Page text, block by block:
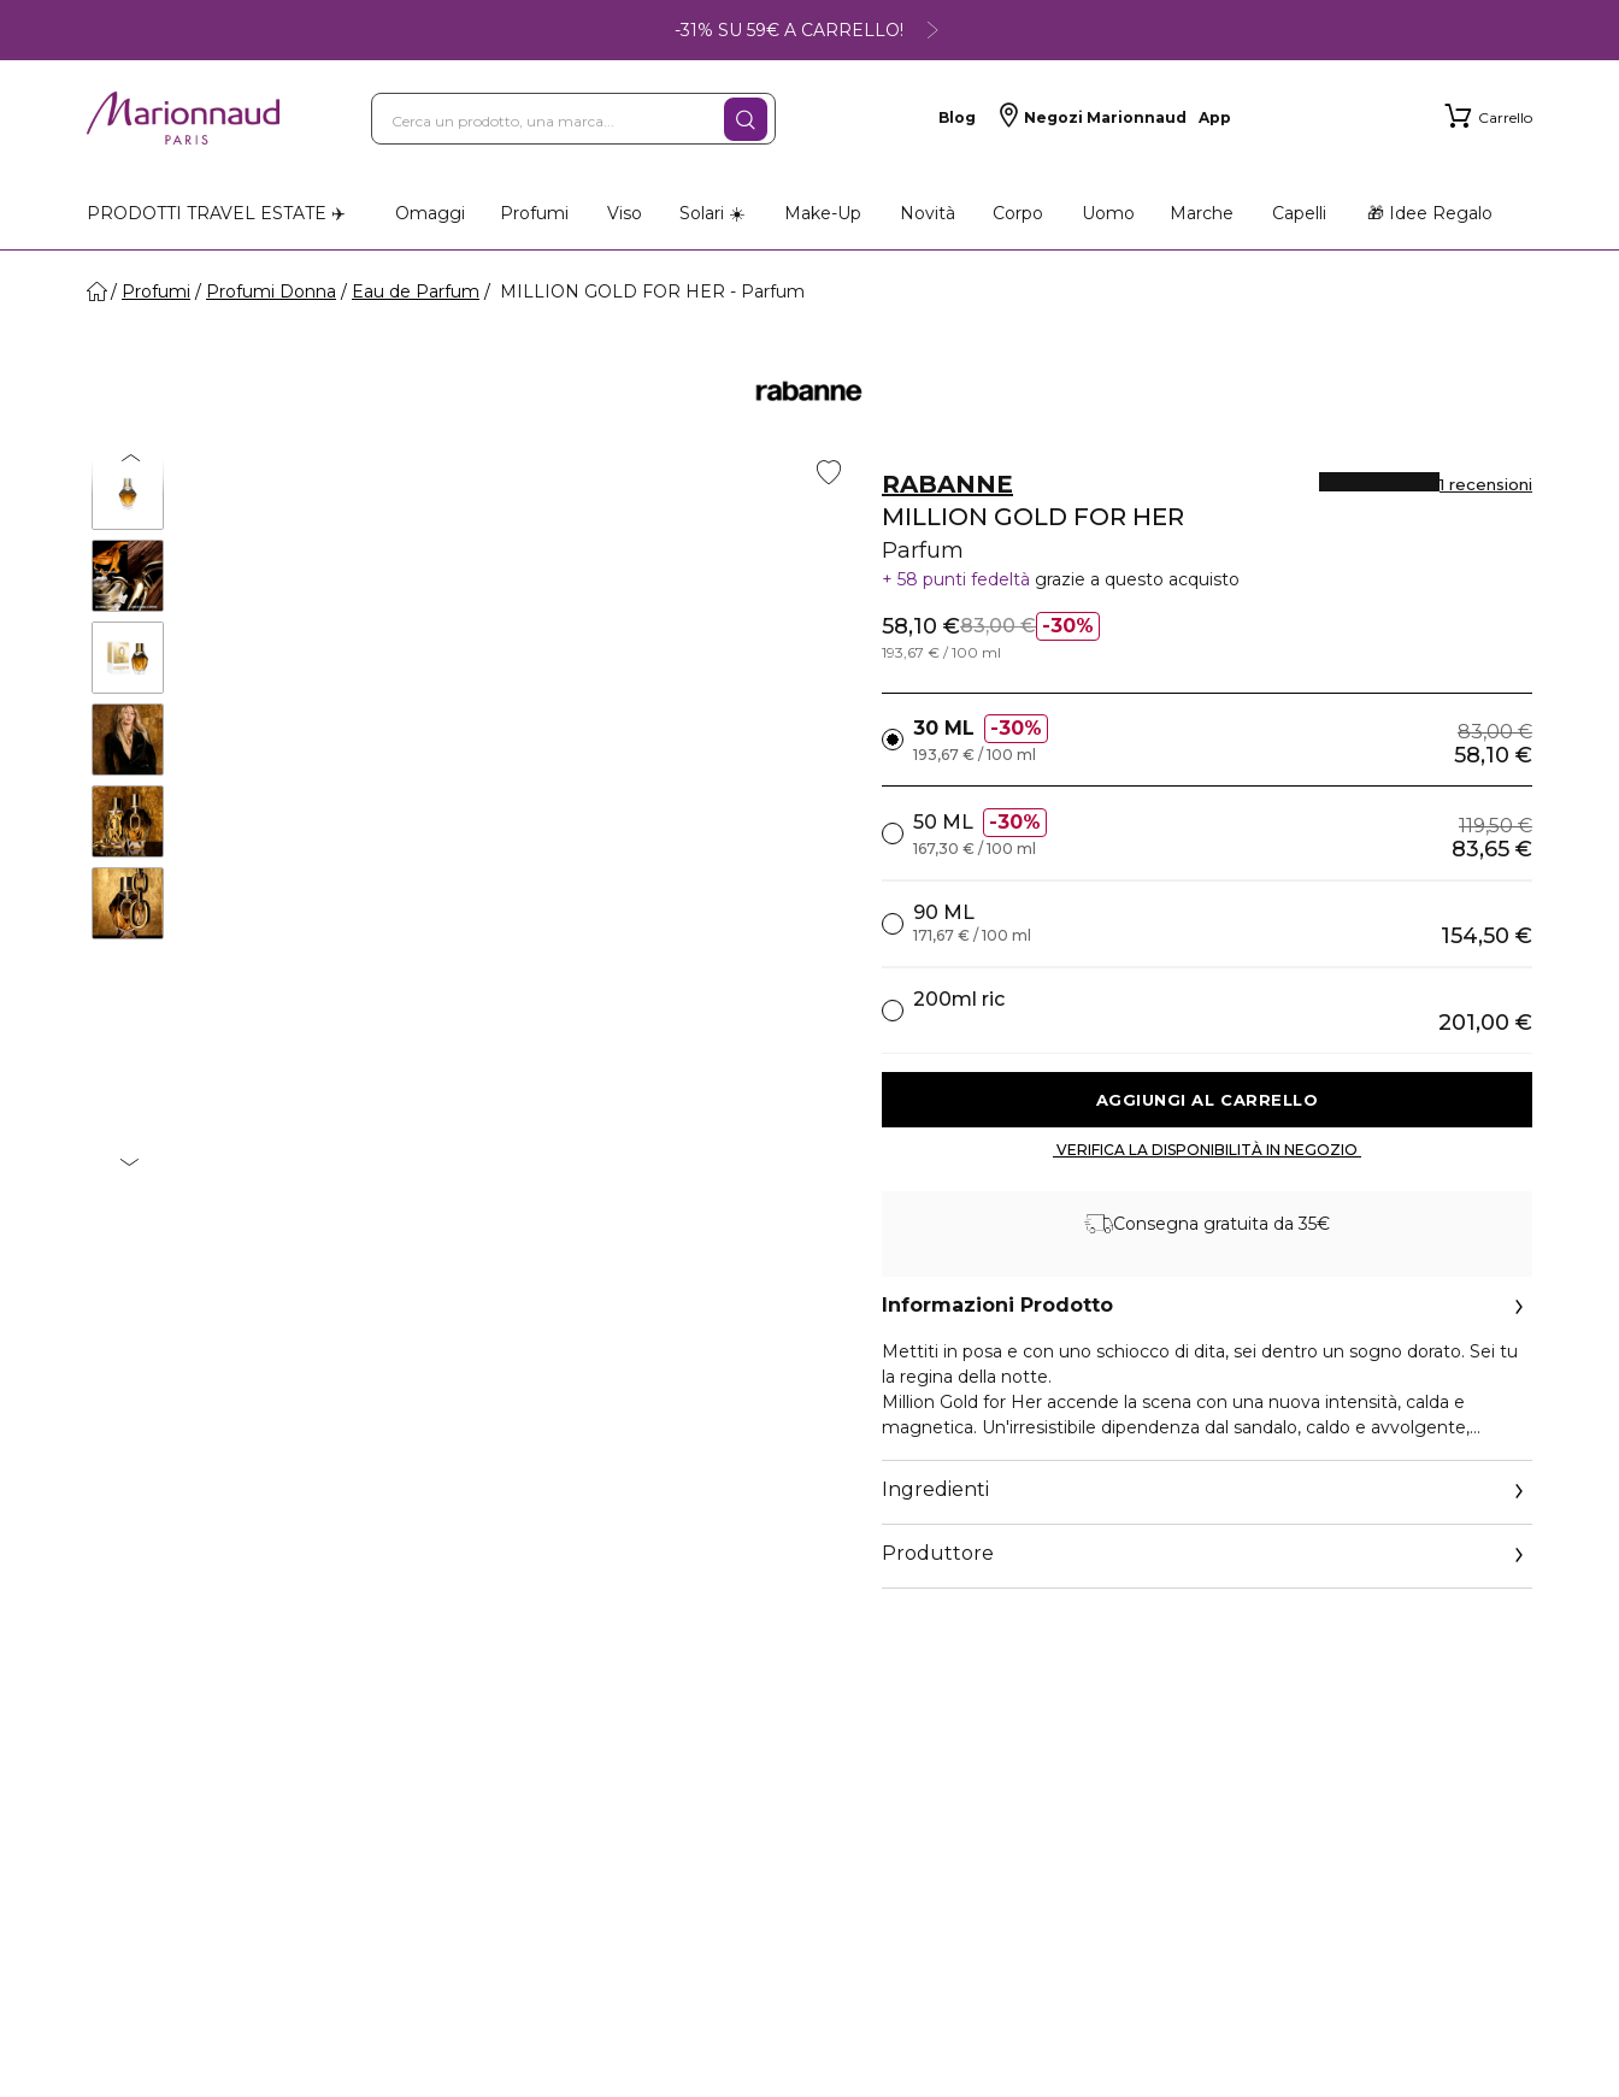
-31% SU 59€ A CARRELLO!
Blog Negozi Marionnaud App Carrello
PRODOTTI TRAVEL ESTATE ✈️ Omaggi Profumi Viso Solari ☀️ Make-Up Novità Corpo Uomo Marche Capelli 🎁 Idee Regalo
Profumi Profumi Donna Eau de Parfum MILLION GOLD FOR HER - Parfum
RABANNE
MILLION GOLD FOR HER
Parfum
1 recensioni
58 punti fedeltà grazie a questo acquisto
30%
58,10 €83,00 €
193,67 € / 100 ml
30 ML 30% 83,00 €
58,10 €
193,67 € / 100 ml
50 ML 30% 119,50 €
83,65 €
167,30 € / 100 ml
90 ML
154,50 €
171,67 € / 100 ml
200ml ric
201,00 €
Consegna gratuita da 35€
Informazioni Prodotto
Mettiti in posa e con uno schiocco di dita, sei dentro un sogno dorato. Sei tu
la regina della notte.
Million Gold for Her accende la scena con una nuova intensità, calda e
magnetica. Un'irresistibile dipendenza dal sandalo, caldo e avvolgente,
gelsomino luminoso e ylang ylang solare. Una reinterpretazione ricca e
legnosa del primo Grand Floral di Rabanne, che trasforma la firma olfattiva
della Maison in un’esplosione dorata.
Ingredienti
Produttore